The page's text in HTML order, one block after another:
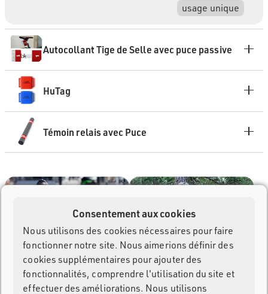
usage unique
Autocollant Tige de Selle avec puce passive
HuTag
Témoin relais avec Puce
Consentement aux cookies
Nous utilisons des cookies nécessaires pour faire
fonctionner notre site. Nous aimerions définir des
cookies supplémentaires pour ajouter des
fonctionnalités, comprendre l'utilisation du site et
effectuer des améliorations. Nous utilisons